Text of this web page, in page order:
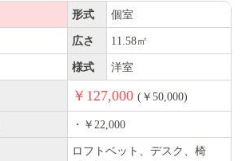
形式 個室
広さ 11.58㎡
様式 洋室
￥127,000 (￥50,000)
・￥22,000
ロフトベット、デスク、椅